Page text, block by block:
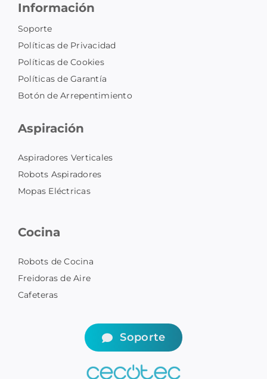
Información
Soporte
Políticas de Privacidad
Políticas de Cookies
Políticas de Garantía
Botón de Arrepentimiento
Aspiración
Aspiradores Verticales
Robots Aspiradores
Mopas Eléctricas
Cocina
Robots de Cocina
Freidoras de Aire
Cafeteras
Soporte